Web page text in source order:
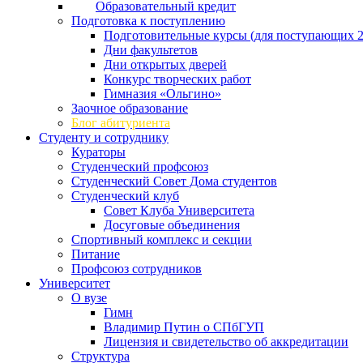
Образовательный кредит
Подготовка к поступлению
Подготовительные курсы (для поступающих
Дни факультетов
Дни открытых дверей
Конкурс творческих работ
Гимназия «Ольгино»
Заочное образование
Блог абитуриента
Студенту и сотруднику
Кураторы
Студенческий профсоюз
Студенческий Совет Дома студентов
Студенческий клуб
Совет Клуба Университета
Досуговые объединения
Спортивный комплекс и секции
Питание
Профсоюз сотрудников
Университет
О вузе
Гимн
Владимир Путин о СПбГУП
Лицензия и свидетельство об аккредитации
Структура